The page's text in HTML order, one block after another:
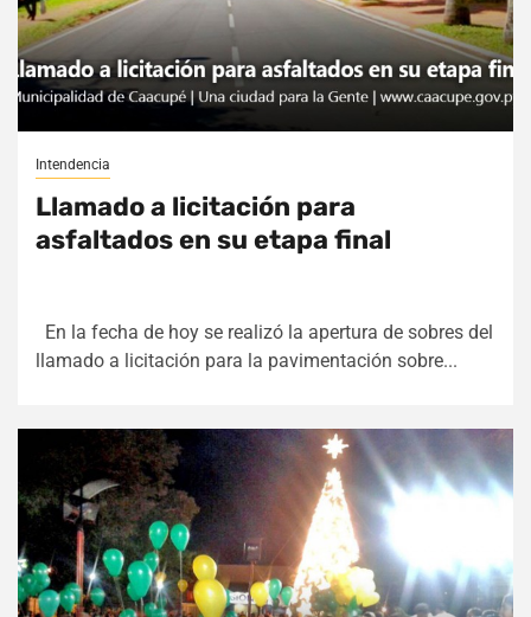
Intendencia
Llamado a licitación para
asfaltados en su etapa final
En la fecha de hoy se realizó la apertura de sobres del
llamado a licitación para la pavimentación sobre...